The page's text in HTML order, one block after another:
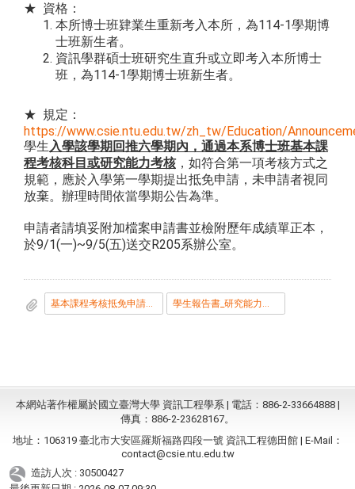
★ 資格：
本所博士班肄業生重新考入本所，為114-1學期博
士班新生者。
資訊學群碩士班研究生直升或立即考入本所博士
班，為114-1學期博士班新生者。
★ 規定：
https://www.csie.ntu.edu.tw/zh_tw/Education/
學生入學該學期回推六學期內，通過本系博士班基本課
程考核科目或研究能力考核，如符合第一項考核方式之
規範，應於入學第一學期提出抵免申請，未申請者視同
放棄。辦理時間依當學期公告為準。
申請者請填妥附加檔案申請書並檢附歷年成績單正本，
於9/1(一)~9/5(五)送交R205系辦公室。
基本課程考核抵免申請書.docx 學生報告書_研究能力考核抵免申請使用_.doc
本網站著作權屬於國立臺灣大學 資訊工程學系 | 電話：886-2-33664888 |
傳真：886-2-23628167。
地址：106319 臺北市大安區羅斯福路四段一號 資訊工程德田館 | E-Mail：
contact@csie.ntu.edu.tw
造訪人次 : 30500427